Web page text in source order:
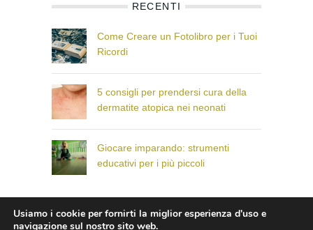
RECENTI
Come Creare un Fotolibro per i Tuoi
Ricordi
5 consigli per prendersi cura della
dermatite atopica nei neonati
Giocare imparando: strumenti
educativi per i più piccoli
© Il Paese dei Bambini che Sorridono
Usiamo i cookie per fornirti la miglior esperienza d'uso e
navigazione sul nostro sito web.